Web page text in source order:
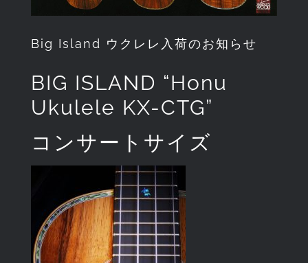
Big Island ウクレレ入荷のお知らせ
BIG ISLAND “Honu
Ukulele KX-CTG”
コンサートサイズ